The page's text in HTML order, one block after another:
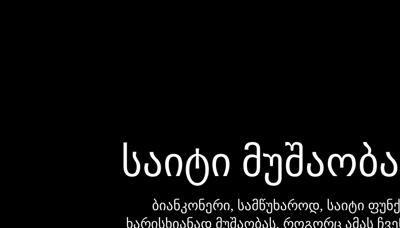
საიტი
ბიანკონერი, სამწუხაროდ, საიტი
ხარისხიანად მუშაობას, როგორც ამას